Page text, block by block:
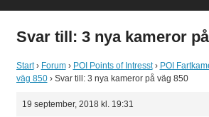
Svar till: 3 nya kameror
Start › Forum › POI Points of Intresst › POI
väg 850 › Svar till: 3 nya kameror på väg 850
19 september, 2018 kl. 19:31